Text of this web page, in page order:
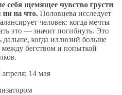
себя щемящее чувство грусти
ни на что. Половцева исследует
человек: когда мечты
это — значит погибнуть. Это
когда иллюзий больше
бегством и попыткой
апреля; 14 мая